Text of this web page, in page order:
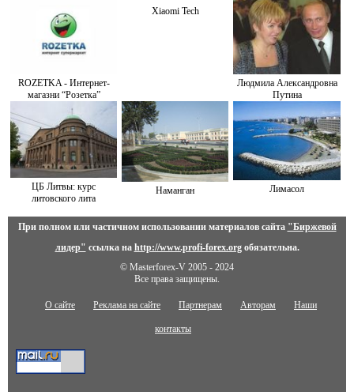
ROZETKA - Интернет-
магазни “Розетка”
Xiaomi Tech
Людмила Александровна
Путина
ЦБ Литвы: курс
литовского лита
Наманган Лимасол
При полном или частичном использовании материалов сайта "Биржевой
лидер" ссылка на http://www.profi-forex.orgобязательна.
© Masterforex-V 2005 - 2024
Все права защищены.
О сайте Реклама на сайте Партнерам Авторам Наши
контакты